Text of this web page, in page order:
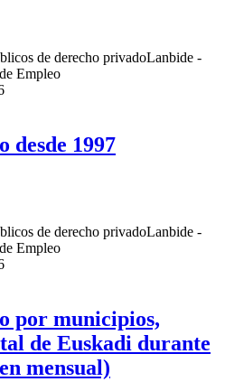
de derecho privadoLanbide -
Empleo
desde 1997
de derecho privadoLanbide -
Empleo
por municipios,
de Euskadi durante
mensual)